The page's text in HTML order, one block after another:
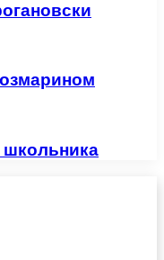
школьника